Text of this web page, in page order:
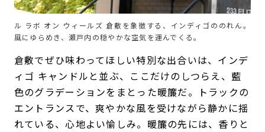
ル ラボ オン ウィールズ 倉敷を象徴する、インディゴののれん。
風にゆらめき、瀬戸内の穏やかな空気を運んでくる。
倉敷でぜひ味わってほしい特別な出合いは、インデ
ィゴ キャンドルと並ぶ、ここだけのしつらえ、藍
色のグラデーションをまとった暖簾だ。トラックの
エントランスで、爽やかな風を受けながら静かに揺
れている、心地よい愉しみ。暖簾の先には、香りと